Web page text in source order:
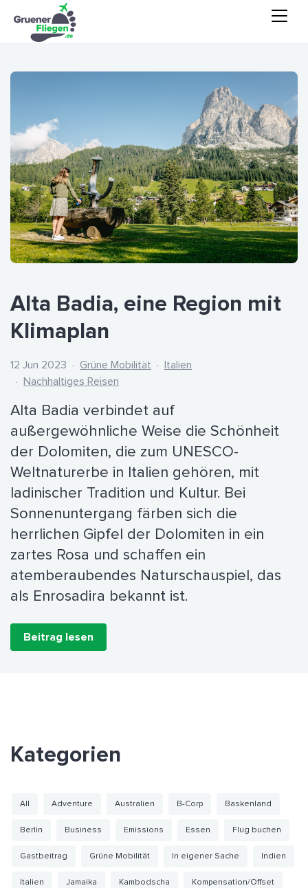
Alta Badia, eine Region mit
Klimaplan
12 Jun 2023 · Grüne Mobilität · Italien
· Nachhaltiges Reisen
Alta Badia verbindet auf
außergewöhnliche Weise die Schönheit
der Dolomiten, die zum UNESCO-
Weltnaturerbe in Italien gehören, mit
ladinischer Tradition und Kultur. Bei
Sonnenuntergang färben sich die
herrlichen Gipfel der Dolomiten in ein
zartes Rosa und schaffen ein
atemberaubendes Naturschauspiel, das
als Enrosadira bekannt ist.
Beitrag lesen
Kategorien
All Adventure Australien B-Corp Baskenland
Berlin Business Emissions Essen Flug buchen
Gastbeitrag Grüne Mobilität In eigener Sache Indien
Italien Jamaika Kambodscha Kompensation/Offset